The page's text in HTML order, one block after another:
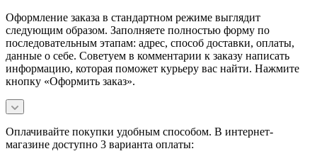
Оформление заказа в стандартном режиме выглядит
следующим образом. Заполняете полностью форму по
последовательным этапам: адрес, способ доставки, оплаты,
данные о себе. Советуем в комментарии к заказу написать
информацию, которая поможет курьеру вас найти. Нажмите
кнопку «Оформить заказ».
Оплачивайте покупки удобным способом. В интернет-
магазине доступно 3 варианта оплаты: